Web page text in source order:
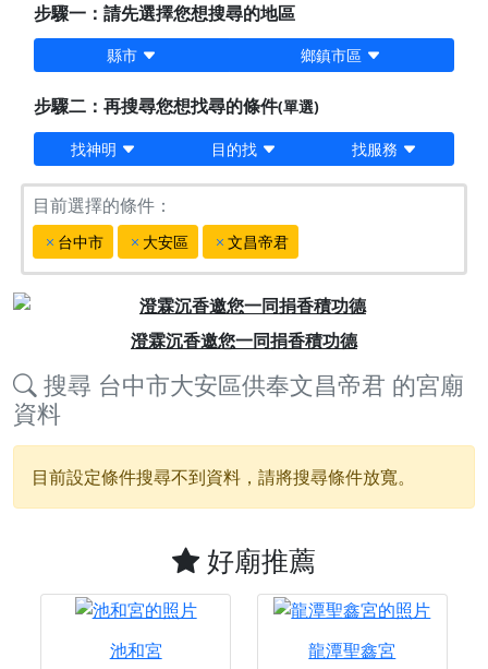
步驟一：請先選擇您想搜尋的地區
縣市 鄉鎮市區
步驟二：再搜尋您想找尋的條件(單選)
找神明 目的找 找服務
目前選擇的條件：
台中市 大安區 文昌帝君
澄霖沉香邀您一同捐香積功德
搜尋 台中市大安區供奉文昌帝君 的宮廟
資料
目前設定條件搜尋不到資料，請將搜尋條件放寬。
好廟推薦
池和宮
龍潭聖鑫宮